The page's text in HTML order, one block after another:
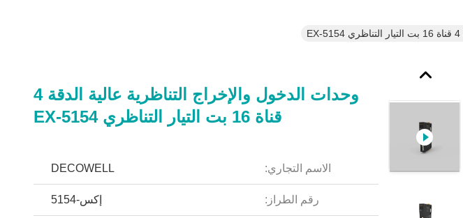
وحدات الدخول والإخراج التناظرية عالية الدقة 4
قناة 16 بت التيار التناظري EX-5154
الاسم التجاري: DECOWELL
رقم الطراز: إكس-5154